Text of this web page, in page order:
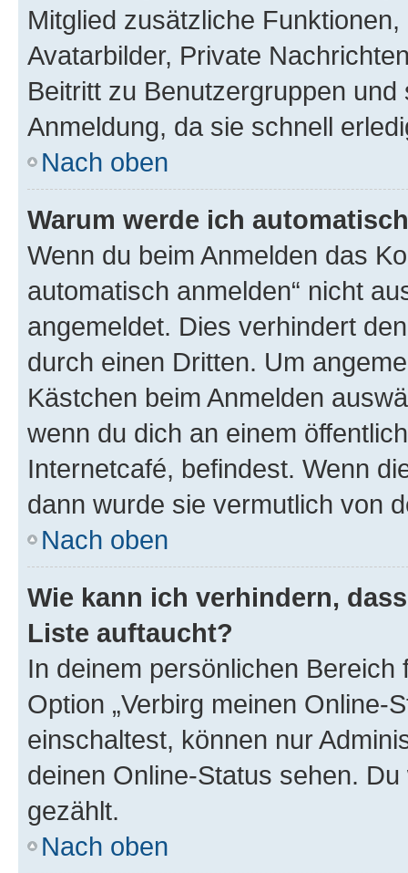
Mitglied zusätzliche
Avatarbilder, Private
Beitritt zu Benutzergruppen
Anmeldung, da sie schnell
Nach oben
Warum werde ich
Wenn du beim Anmelden das
automatisch anmelden“ nicht
angemeldet. Dies verhindert
durch einen Dritten. Um
Kästchen beim Anmelden
wenn du dich an einem
Internetcafé, befindest. Wenn
dann wurde sie vermutlich von
Nach oben
Wie kann ich verhindern,
Liste auftaucht?
In deinem persönlichen
Option „Verbirg meinen Online-
einschaltest, können nur
deinen Online-Status sehen.
gezählt.
Nach oben